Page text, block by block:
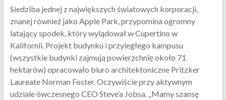
Siedziba jednej z największych światowych korporacji,
znanej również jako Apple Park, przypomina ogromny
latający spodek, który wylądował w Cupertino w
Kalifornii. Projekt budynku i przyległego kampusu
(wszystkie budynki zajmują powierzchnię około 71
hektarów) opracowało biuro architektoniczne Pritzker
Laureate Norman Foster. Oczywiście przy aktywnym
udziale ówczesnego CEO Steve’a Jobsa. „Mamy szansę